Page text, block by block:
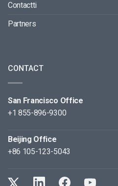
Contactti
Partners
CONTACT
San Francisco Office
+1 855-896-9300
Beijing Office
+86 105-123-5043